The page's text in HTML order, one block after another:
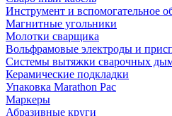
Инструмент и вспомогательное
Магнитные угольники
Молотки сварщика
Вольфрамовые электроды и
Системы вытяжки сварочных
Керамические подкладки
Упаковка Marathon Pac
Маркеры
Абразивные круги